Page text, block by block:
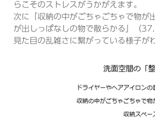
らこそのストレスがうかがえます。
次に「収納の中がごちゃごちゃで物
が出しっぱなしの物で散らかる」（
見た目の乱雑さに繋がっている様子が